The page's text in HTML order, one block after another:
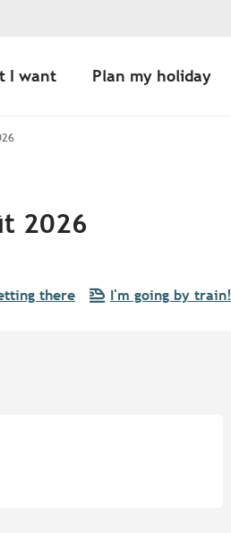
I want Plan my holiday
2026
there I'm going by train!